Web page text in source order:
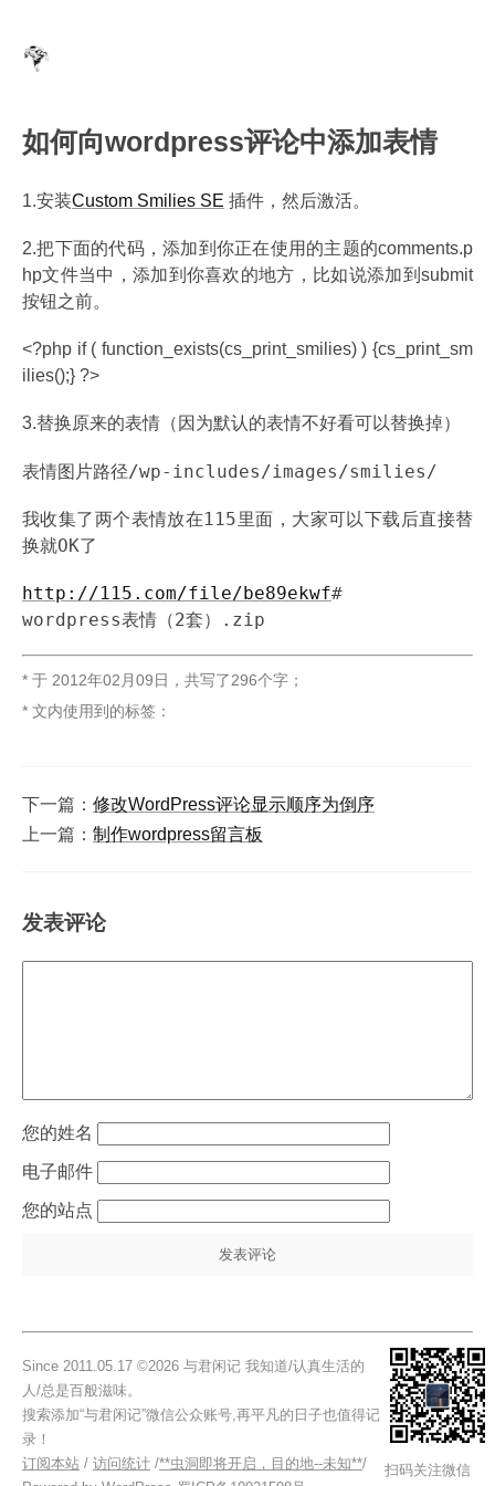
如何向wordpress评论中添加表情
1.安装Custom Smilies SE 插件，然后激活。
2.把下面的代码，添加到你正在使用的主题的comments.p
hp文件当中，添加到你喜欢的地方，比如说添加到submit
按钮之前。
<?php if ( function_exists(cs_print_smilies) ) {cs_print_sm
ilies();} ?>
3.替换原来的表情（因为默认的表情不好看可以替换掉）
表情图片路径/wp-includes/images/smilies/
我收集了两个表情放在115里面，大家可以下载后直接替
换就OK了
http://115.com/file/be89ekwf#
wordpress表情（2套）.zip
* 于 2012年02月09日 ， 共写了296个字 ；
* 文内使用到的标签：
下一篇： 修改WordPress评论显示顺序为倒序
上一篇： 制作wordpress留言板
发表评论
姓名
电子邮件
站点
Since 2011.05.17 ©2026 与君闲记 我知道/认真生活的
人/总是百般滋味。
搜索添加“与君闲记”微信公众账号,再平凡的日子也值得记
录！
订阅本站 / 访问统计 /**虫洞即将开启，目的地--未知**/
扫码关注微信